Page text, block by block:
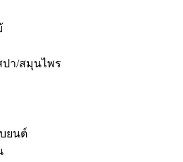
า/สมุนไพร
ยนต์